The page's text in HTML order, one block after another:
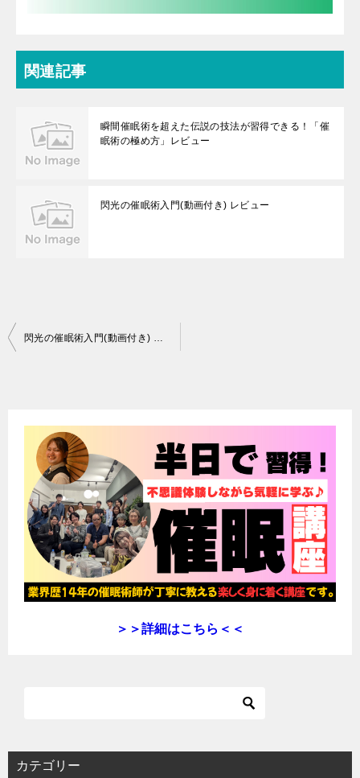
関連記事
瞬間催眠術を超えた伝説の技法が習得できる！「催
眠術の極め方」レビュー
閃光の催眠術入門(動画付き) レビュー
投
閃光の催眠術入門(動画付き) レビュー
＞＞詳細はこちら＜＜
カテゴリー